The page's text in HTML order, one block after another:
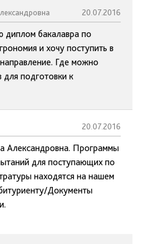
20.07.2016
диплом бакалавра по
и хочу поступить в
Где можно
для подготовки к
20.07.2016
Александровна. Программы
для поступающих по
находятся на нашем
Документы